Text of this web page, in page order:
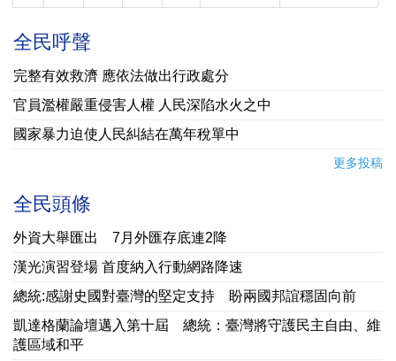
全民呼聲
完整有效救濟 應依法做出行政處分
官員濫權嚴重侵害人權 人民深陷水火之中
國家暴力迫使人民糾結在萬年稅單中
更多投稿
全民頭條
外資大舉匯出 7月外匯存底連2降
漢光演習登場 首度納入行動網路降速
總統:感謝史國對臺灣的堅定支持 盼兩國邦誼穩固向前
凱達格蘭論壇邁入第十屆 總統：臺灣將守護民主自由、維
護區域和平